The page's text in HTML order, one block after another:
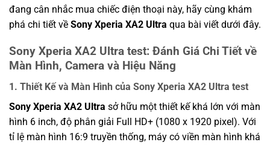
đang cân nhắc mua chiếc điện thoại này, hãy cùng khám
phá chi tiết về Sony Xperia XA2 Ultra qua bài viết dưới đây.
Sony Xperia XA2 Ultra test: Đánh Giá Chi Tiết về
Màn Hình, Camera và Hiệu Năng
1. Thiết Kế và Màn Hình của Sony Xperia XA2 Ultra test
Sony Xperia XA2 Ultra sở hữu một thiết kế khá lớn với màn
hình 6 inch, độ phân giải Full HD+ (1080 x 1920 pixel). Với
tỉ lệ màn hình 16:9 truyền thống, máy có viền màn hình khá